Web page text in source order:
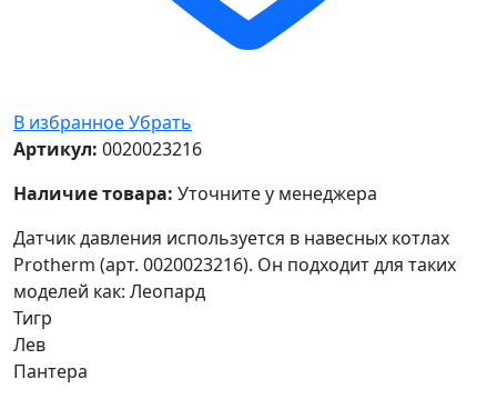
В избранноеУбрать
Артикул: 0020023216
Наличие товара: Уточните у менеджера
Датчик давления используется в навесных котлах
Protherm (арт. 0020023216). Он подходит для таких
моделей как: Леопард
Тигр
Лев
Пантера